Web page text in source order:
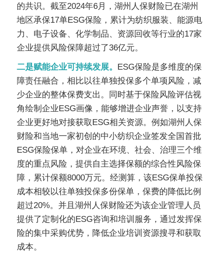
的共识。截至2024年6月，湖州人保财险已在湖州
地区承保17单ESG保险，累计为纺织服装、能源电
力、电子设备、化学制品、资源回收等行业的17家
企业提供风险保障超过了36亿元。
二是赋能企业可持续发展。 ESG保险是多维度的保
障责任融合，相比以往单独投保多个单项风险，减
少企业的整体保费支出。同时基于保险风险评估视
角绘制企业ESG画像，能够增进企业声誉，以支持
企业更好地对接获取ESG相关资源。例如湖州人保
财险和当地一家初创的中小纺织企业签发全国首批
ESG保险保单，对企业在环境、社会、治理三个维
度的重点风险，提供自主选择保额的综合性风险保
障，累计保额8000万元。经测算，该ESG保单投保
成本相较以往单独投保多份保单，保费的降低比例
超过20%。并且湖州人保财险还为该企业管理人员
提供了定制化的ESG咨询和培训服务，通过发挥保
险的集中采购优势，降低企业培训资源搜寻和获取
成本。